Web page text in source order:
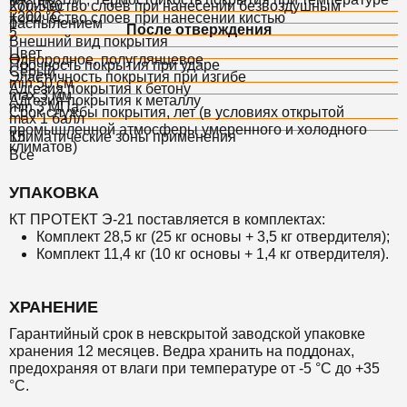
+200 °С
270-530
Количество слоев при нанесении безвоздушным
распылением
1
Количество слоев при нанесении кистью
2
После отверждения
Внешний вид покрытия
Однородное, полуглянцевое
Цвет
Серый
Прочность покрытия при ударе
min 50 см
Эластичность покрытия при изгибе
max 3 мм
Адгезия покрытия к бетону
min 3 МПа
Адгезия покрытия к металлу
max 1 балл
Срок службы покрытия, лет (в условиях открытой
промышленной атмосферы умеренного и холодного
климатов)
15
Климатические зоны применения
Все
УПАКОВКА
КТ ПРОТЕКТ Э-21 поставляется в комплектах:
Комплект 28,5 кг (25 кг основы + 3,5 кг отвердителя);
Комплект 11,4 кг (10 кг основы + 1,4 кг отвердителя).
ХРАНЕНИЕ
Гарантийный срок в невскрытой заводской упаковке
хранения 12 месяцев. Ведра хранить на поддонах,
предохраняя от влаги при температуре от -5 °С до +35
°С.